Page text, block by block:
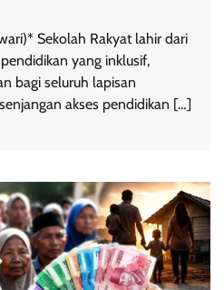
Sekolah Rakyat lahir dari
yang inklusif,
bagi seluruh lapisan
akses pendidikan […]